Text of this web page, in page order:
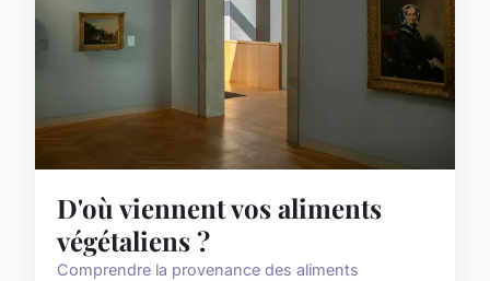
D'où viennent vos aliments
végétaliens ?
Comprendre la provenance des aliments